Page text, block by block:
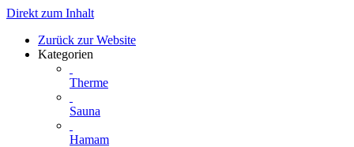
Direkt zum Inhalt
Zurück zur Website
Kategorien
Therme
Sauna
Hamam